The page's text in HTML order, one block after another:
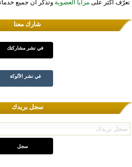
تعرّف أكثر على مزايا العضوية وتذكر أن جميع
شارك معنا
في نشر مشاركتك
في نشر الألوكة
سجل بريدك